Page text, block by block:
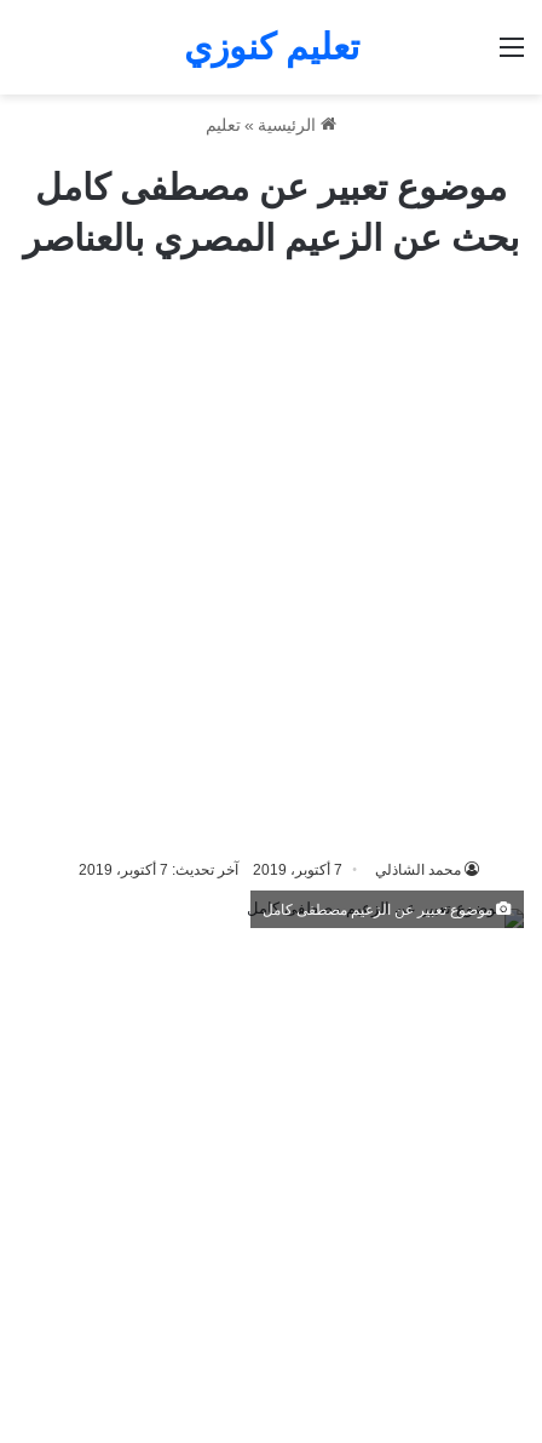
تعليم كنوزي
الرئيسية »تعليم
موضوع تعبير عن مصطفى كامل
بحث عن الزعيم المصري بالعناصر
محمد الشاذلي 7 أكتوبر، 2019 آخر تحديث: 7 أكتوبر، 2019
موضوع تعبير عن الزعيم مصطفى كامل